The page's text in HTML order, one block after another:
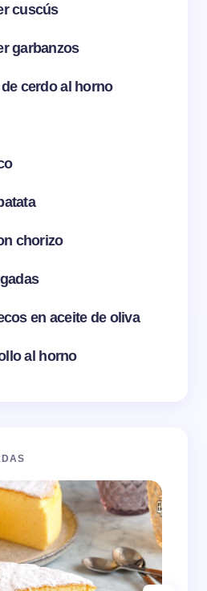
cuscús
garbanzos
cerdo al horno
chorizo
en aceite de oliva
al horno